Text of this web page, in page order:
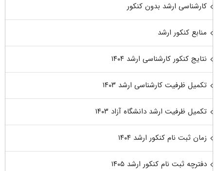
کارشناسی ارشد بدون کنکور
منابع کنکور ارشد
نتایج کنکور کارشناسی ارشد ۱۴۰۴
تکمیل ظرفیت کارشناسی ارشد ۱۴۰۳
تکمیل ظرفیت ارشد دانشگاه آزاد ۱۴۰۳
زمان ثبت نام کنکور ارشد ۱۴۰۴
دفترچه ثبت نام کنکور ارشد ۱۴۰۵